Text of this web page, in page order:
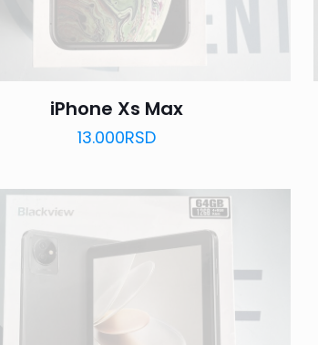
iPhone Xs Max
13.000RSD